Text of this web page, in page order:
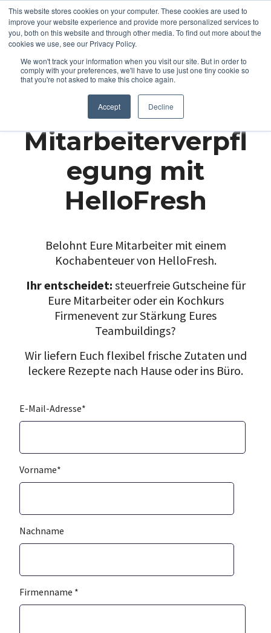
This website stores cookies on your computer. These cookies are used to
improve your website experience and provide more personalized services to
you, both on this website and through other media. To find out more about the
cookies we use, see our Privacy Policy.
We won't track your information when you visit our site. But in order to
comply with your preferences, we'll have to use just one tiny cookie so
that you're not asked to make this choice again.
Accept Decline
Mitarbeiterverpfl
egung mit
HelloFresh
Belohnt Eure Mitarbeiter mit einem
Kochabenteuer von HelloFresh.
Ihr entscheidet: steuerfreie Gutscheine für
Eure Mitarbeiter oder ein Kochkurs
Firmenevent zur Stärkung Eures
Teambuildings?
Wir liefern Euch flexibel frische Zutaten und
leckere Rezepte nach Hause oder ins Büro.
E-Mail-Adresse*
Vorname*
Nachname
Firmenname *